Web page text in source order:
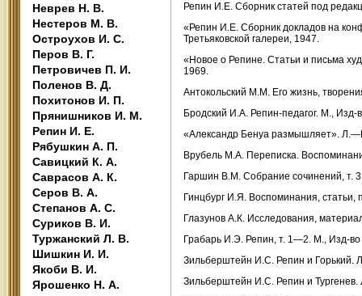
Неврев Н. В.
Нестеров М. В.
Остроухов И. С.
Перов В. Г.
Петровичев П. И.
Поленов В. Д.
Похитонов И. П.
Прянишников И. М.
Репин И. Е.
Рябушкин А. П.
Савицкий К. А.
Саврасов А. К.
Серов В. А.
Степанов А. С.
Суриков В. И.
Туржанский Л. В.
Шишкин И. И.
Якоби В. И.
Ярошенко Н. А.
Репин И.Е. Сборник статей под
«Репин И.Е. Сборник докладов на
Третьяковской галереи, 1947.
«Новое о Репине. Статьи и письма
1969.
Антокольский М.М. Его жизнь,
Бродский И.А. Репин-педагог. М.,
«Александр Бенуа размышляет».
Врубель М.А. Переписка.
Гаршин В.М. Собрание сочинений, т.
Гинцбург И.Я. Воспоминания,
Глазунов А.К. Исследования,
Грабарь И.Э. Репин, т. 1—2. М., Изд-
Зильберштейн И.С. Репин и Горький.
Зильберштейн И.С. Репин и